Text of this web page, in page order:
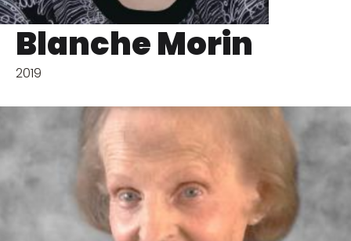
Blanche Morin
2019